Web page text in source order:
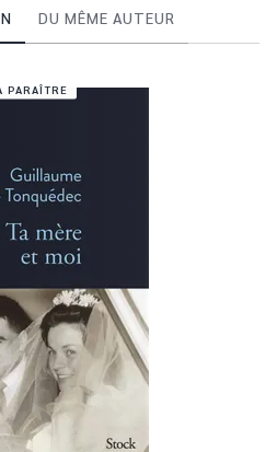
DU MÊME AUTEUR
PARAÎTRE